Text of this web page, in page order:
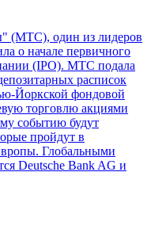
(МТС), один из лидеров
о начале первичного
(IPO). МТС подала
расписок
Йоркской фондовой
торговлю акциями
событию будут
пройдут в
Глобальными
Deutsche Bank AG и